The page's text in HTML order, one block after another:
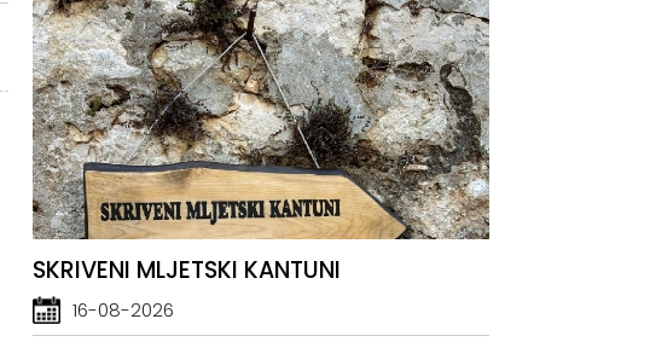
SKRIVENI MLJETSKI KANTUNI
16-08-2026